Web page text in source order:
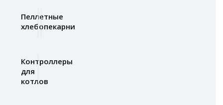
Пеллетные
хлебопекарни
Контроллеры
для
котлов